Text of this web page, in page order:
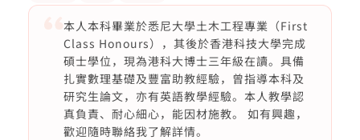
本人本科畢業於悉尼大學土木工程專業（First
Class Honours），其後於香港科技大學完成
碩士學位，現為港科大博士三年級在讀。具備
扎實數理基礎及豐富助教經驗，曾指導本科及
研究生論文，亦有英語教學經驗。本人教學認
真負責、耐心細心，能因材施教。 如有興趣，
歡迎隨時聯絡我了解詳情。